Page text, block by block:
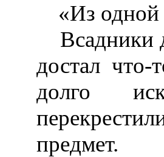
«Из одной
Всадники
достал что-
долго
предмет.